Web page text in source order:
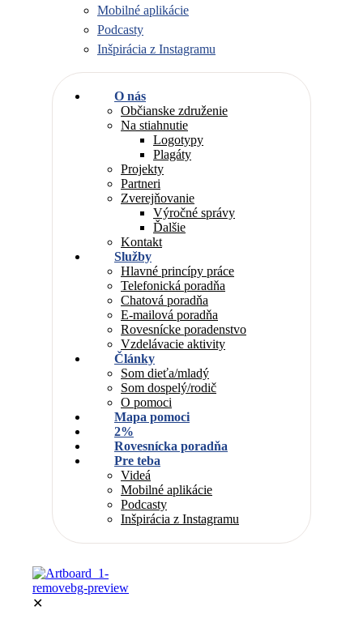
Mobilné aplikácie
Podcasty
Inšpirácia z Instagramu
O nás
Občianske združenie
Na stiahnutie
Logotypy
Plagáty
Projekty
Partneri
Zverejňovanie
Výročné správy
Ďalšie
Kontakt
Služby
Hlavné princípy práce
Telefonická poradňa
Chatová poradňa
E-mailová poradňa
Rovesnícke poradenstvo
Vzdelávacie aktivity
Články
Som dieťa/mladý
Som dospelý/rodič
O pomoci
Mapa pomoci
2%
Rovesnícka poradňa
Pre teba
Videá
Mobilné aplikácie
Podcasty
Inšpirácia z Instagramu
✕